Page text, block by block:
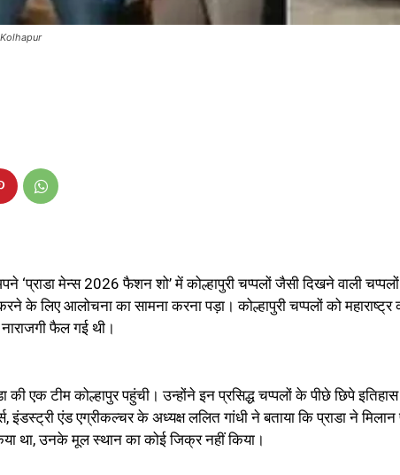
‘प्राडा मेन्स 2026 फैशन शो’ में कोल्हापुरी चप्पलों जैसी दिखने वाली
के लिए आलोचना का सामना करना पड़ा। कोल्हापुरी चप्पलों को
फैल गई थी।
की एक टीम कोल्हापुर पहुंची। उन्होंने इन प्रसिद्ध चप्पलों के पीछे छिपे
इंडस्ट्री एंड एग्रीकल्चर के अध्यक्ष ललित गांधी ने बताया कि प्राडा ने
था, उनके मूल स्थान का कोई जिक्र नहीं किया।